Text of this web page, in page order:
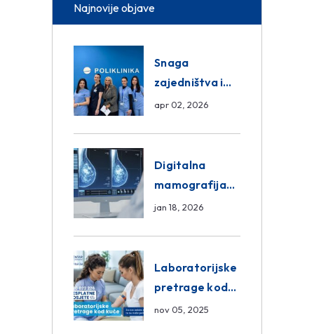
Najnovije objave
Snaga
zajedništva i
razmjena
Group
apr 02, 2026
Digitalna
mamografija
Sarajevo –
Centar
Poliklinika
jan 18, 2026
Laboratorijske
pretrage kod
kuće – novo u
nov 05, 2025